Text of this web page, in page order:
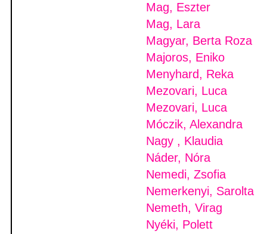
Mag, Eszter
Mag, Lara
Magyar, Berta Roza
Majoros, Eniko
Menyhard, Reka
Mezovari, Luca
Mezovari, Luca
Móczik, Alexandra
Nagy , Klaudia
Náder, Nóra
Nemedi, Zsofia
Nemerkenyi, Sarolta
Nemeth, Virag
Nyéki, Polett